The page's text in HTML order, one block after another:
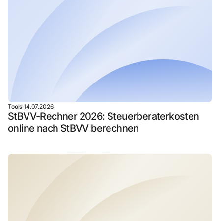
Tools·14.07.2026
StBVV-Rechner 2026: Steuerberaterkosten
online nach StBVV berechnen